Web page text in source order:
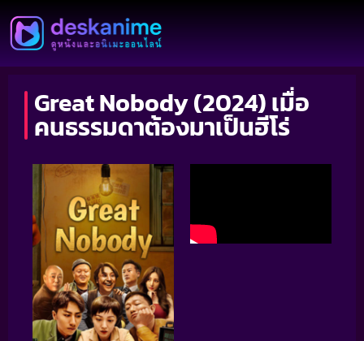
Great Nobody (2024) เมื่อ
คนธรรมดาต้องมาเป็นฮีโร่